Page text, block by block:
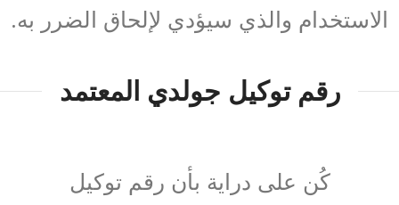
الاستخدام والذي سيؤدي لإلحاق الضرر به.
رقم توكيل جولدي المعتمد
كُن على دراية بأن رقم توكيل